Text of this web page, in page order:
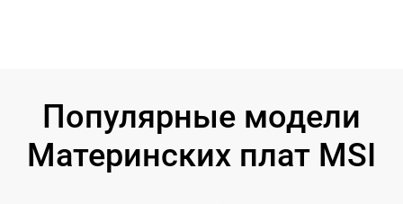
Популярные модели
Материнских плат MSI